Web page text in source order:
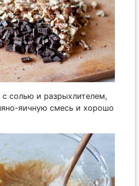
солью и разрыхлителем,
яичную смесь и хорошо